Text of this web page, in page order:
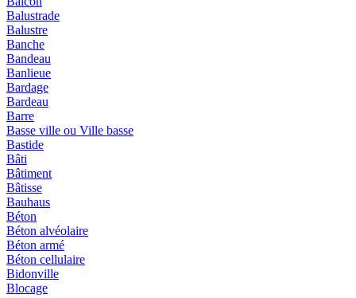
Balustrade
Balustre
Banche
Bandeau
Banlieue
Bardage
Bardeau
Barre
Basse ville ou Ville basse
Bastide
Bâti
Bâtiment
Bâtisse
Bauhaus
Béton
Béton alvéolaire
Béton armé
Béton cellulaire
Bidonville
Blocage